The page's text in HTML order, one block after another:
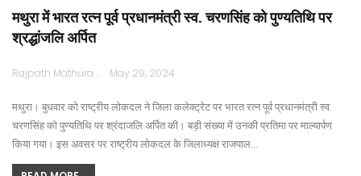
मथुरा में भारत रत्न पूर्व प्रधानमंत्री स्व. चरणसिंह को पुण्यतिथि पर
श्रद्धांजलि अर्पित
Rajpath Mathura May 29, 2024
मथुरा। बुधवार को राष्ट्रीय लोकदल ने जिला कलेक्ट्रेट पर भारत रत्न पूर्व प्रधानमंत्री स्व.
चरणसिंह को पुण्यतिथि पर श्रंदाजलि अर्पित की। बड़ी संख्या में उनकी प्रतिमा पर माल्यार्पण
किया गया। इस अवसर पर राष्ट्रीय लोकदल के जिलाध्यक्ष राजपाल…